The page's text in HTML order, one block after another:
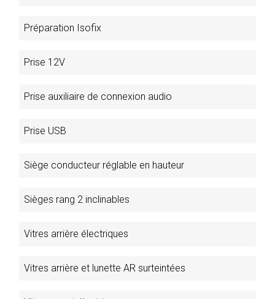
Préparation Isofix
Prise 12V
Prise auxiliaire de connexion audio
Prise USB
Siège conducteur réglable en hauteur
Sièges rang 2 inclinables
Vitres arrière électriques
Vitres arrière et lunette AR surteintées